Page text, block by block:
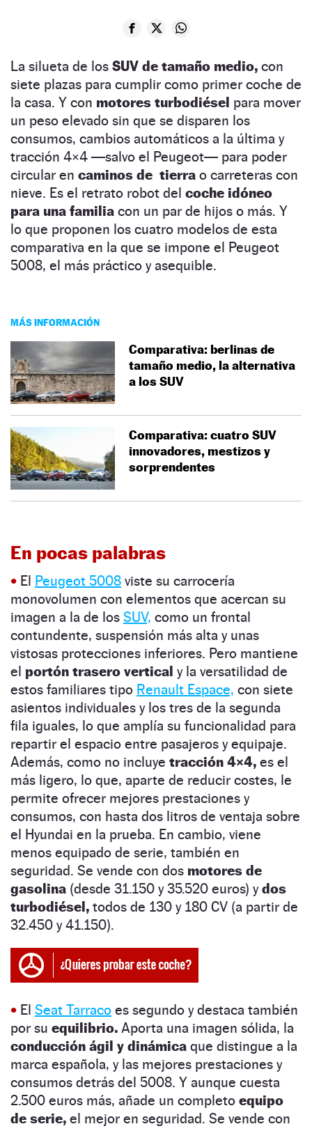
La silueta de los SUV de tamaño medio, con
siete plazas para cumplir como primer coche de
la casa. Y con motores turbodiésel para mover
un peso elevado sin que se disparen los
consumos, cambios automáticos a la última y
tracción 4×4 —salvo el Peugeot— para poder
circular en caminos de tierra o carreteras con
nieve. Es el retrato robot del coche idóneo
para una familia con un par de hijos o más. Y
lo que proponen los cuatro modelos de esta
comparativa en la que se impone el Peugeot
5008, el más práctico y asequible.
MÁS INFORMACIÓN
Comparativa: berlinas de
tamaño medio, la alternativa
a los SUV
Comparativa: cuatro SUV
innovadores, mestizos y
sorprendentes
En pocas palabras
• El Peugeot 5008 viste su carrocería
monovolumen con elementos que acercan su
imagen a la de los SUV, como un frontal
contundente, suspensión más alta y unas
vistosas protecciones inferiores. Pero mantiene
el portón trasero vertical y la versatilidad de
estos familiares tipo Renault Espace, con siete
asientos individuales y los tres de la segunda
fila iguales, lo que amplía su funcionalidad para
repartir el espacio entre pasajeros y equipaje.
Además, como no incluye tracción 4×4, es el
más ligero, lo que, aparte de reducir costes, le
permite ofrecer mejores prestaciones y
consumos, con hasta dos litros de ventaja sobre
el Hyundai en la prueba. En cambio, viene
menos equipado de serie, también en
seguridad. Se vende con dos motores de
gasolina (desde 31.150 y 35.520 euros) ydos
turbodiésel, todos de 130 y 180 CV (a partir de
32.450 y 41.150).
• El Seat Tarraco es segundo y destaca también
por su equilibrio. Aporta una imagen sólida, la
conducción ágil y dinámica que distingue a la
marca española, y las mejores prestaciones y
consumos detrás del 5008. Y aunque cuesta
2.500 euros más, añade un completo equipo
de serie, el mejor en seguridad. Se vende con